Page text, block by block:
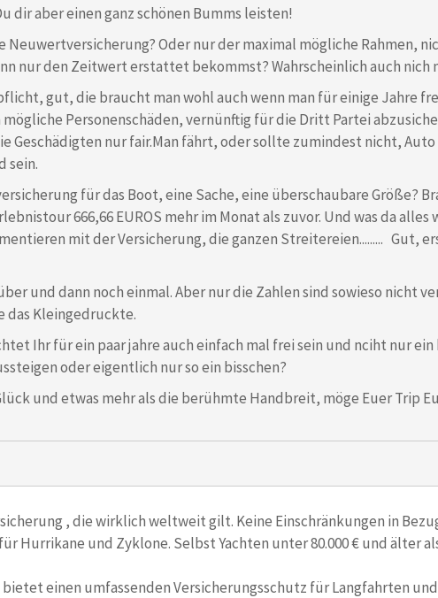
dir aber einen ganz schönen Bumms leisten!
Neuwertversicherung? Oder nur der maximal mögliche Rahmen,
nur den Zeitwert erstattet bekommst? Wahrscheinlich auch nich
gut, die braucht man wohl auch wenn man für einige Jahre
mögliche Personenschäden, vernünftig für die Dritt Partei
Geschädigten nur fair.Man fährt, oder sollte zumindest nicht,
sein.
für das Boot, eine Sache, eine überschaubare Größe?
666,66 EUROS mehr im Monat als zuvor. Und was da
mit der Versicherung, die ganzen Streitereien......... Gut,
und dann noch einmal. Aber nur die Zahlen sind sowieso nicht
das Kleingedruckte.
Ihr für ein paar jahre auch einfach mal frei sein und nciht nur
oder eigentlich nur so ein bisschen?
und etwas mehr als die berühmte Handbreit, möge Euer Trip
, die wirklich weltweit gilt. Keine Einschränkungen in
Hurrikane und Zyklone. Selbst Yachten unter 80.000 € und älter
bietet einen umfassenden Versicherungsschutz für Langfahrten